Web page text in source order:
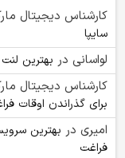
کارشناس دیجیتال
سایپا
لواسانی در بهترین
کارشناس دیجیتال
برای گذراندن اوقات
امیری در بهترین
فراغت